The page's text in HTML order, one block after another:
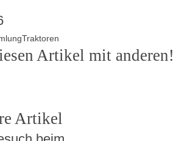
Traktoren
Artikel mit anderen!
Artikel